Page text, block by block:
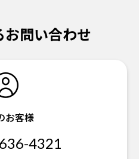
お問い合わせ
お客様
4321